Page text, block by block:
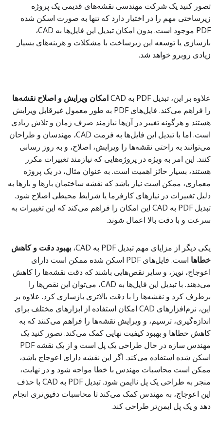
تصور کنید یک شرکت مهندسی نقشه‌های قدیمی یک پروژه
زیرساختی مهم را در اختیار دارد که تنها به صورت اسکن شده
PDF موجود است. بدون امکان تبدیل این فایل‌ها به CAD،
بازسازی یا توسعه این زیرساخت با مشکلات و هزینه‌های بسیار
زیادی روبرو خواهد شد.
علاوه بر این، تبدیل PDF به CAD
امکان ویرایش و اصلاح نقشه‌ها
را فراهم می‌کند. فایل‌های PDF به طور معمول غیرقابل ویرایش
هستند و هرگونه تغییر در آن‌ها نیازمند صرف زمان و تلاش زیادی
است. اما با تبدیل این فایل‌ها به فرمت CAD، مهندسان و طراحان
می‌توانند به راحتی نقشه‌ها را ویرایش، اصلاح، و به روز رسانی
کنند. این امر به ویژه در پروژه‌هایی که نیازمند تغییرات مکرر
هستند، بسیار حائز اهمیت است. به عنوان مثال، در یک پروژه
معماری، ممکن است نیاز باشد که نقشه ساختمان بارها و بارها به
دلیل تغییرات در نیازهای کارفرما یا شرایط محیطی اصلاح شود.
تبدیل PDF به CAD این امکان را فراهم می‌کند که این تغییرات به
سرعت و با دقت بالا اعمال شوند.
یکی دیگر از مزایای مهم تبدیل PDF به CAD،
بهبود دقت و کاهش
خطاها
است. فایل‌های PDF اسکن شده ممکن است دارای
اعوجاج، نویز، و سایر نقص‌هایی باشند که دقت نقشه‌ها را کاهش
می‌دهند. با تبدیل این فایل‌ها به CAD، می‌توان این نقص‌ها را
برطرف کرد و نقشه‌ها را با دقت بالاتری بازسازی کرد. علاوه بر
این، نرم‌افزارهای CAD امکان استفاده از ابزارهای مختلف برای
اندازه‌گیری، ترسیم، و ویرایش نقشه‌ها را فراهم می‌کنند که به
کاهش خطاها و بهبود کیفیت نهایی کمک می‌کند. تصور کنید یک
مهندس سازه در حال طراحی یک پل است و از یک نقشه PDF
اسکن شده استفاده می‌کند. اگر این نقشه دارای اعوجاج باشد،
ممکن است محاسبات مهندس با خطا مواجه شود و در نهایت،
منجر به طراحی یک پل ناایمن شود. تبدیل PDF به CAD با حذف
این اعوجاج، به مهندس کمک می‌کند تا محاسبات دقیق‌تری انجام
دهد و یک پل ایمن‌تر طراحی کند.